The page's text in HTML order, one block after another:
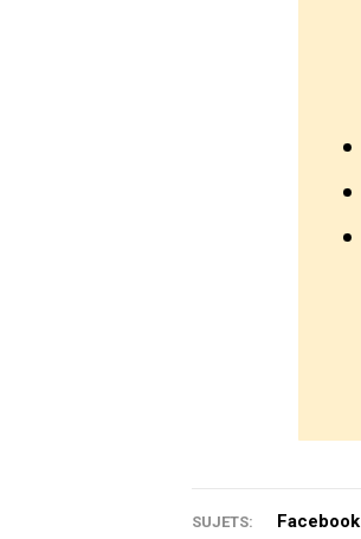
SUJETS: Facebook